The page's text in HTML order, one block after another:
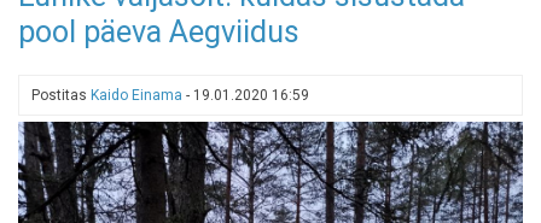
pool päeva Aegviidus
Postitas Kaido Einama - 19.01.2020 16:59